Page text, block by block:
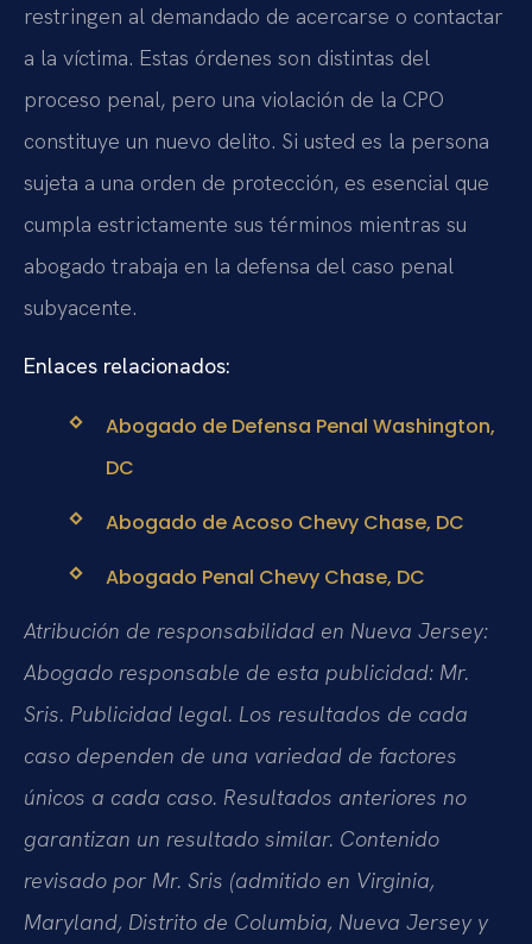
restringen al demandado de acercarse o contactar
a la víctima. Estas órdenes son distintas del
proceso penal, pero una violación de la CPO
constituye un nuevo delito. Si usted es la persona
sujeta a una orden de protección, es esencial que
cumpla estrictamente sus términos mientras su
abogado trabaja en la defensa del caso penal
subyacente.
Enlaces relacionados:
Abogado de Defensa Penal Washington,
DC
Abogado de Acoso Chevy Chase, DC
Abogado Penal Chevy Chase, DC
Atribución de responsabilidad en Nueva Jersey:
Abogado responsable de esta publicidad: Mr.
Sris. Publicidad legal. Los resultados de cada
caso dependen de una variedad de factores
únicos a cada caso. Resultados anteriores no
garantizan un resultado similar. Contenido
revisado por Mr. Sris (admitido en Virginia,
Maryland, Distrito de Columbia, Nueva Jersey y